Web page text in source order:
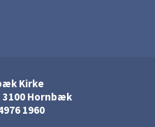
Kirke
Hornbæk
1960